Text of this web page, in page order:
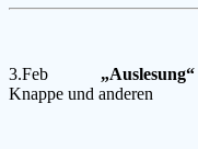
3.Feb „Auslesung“
Knappe und anderen